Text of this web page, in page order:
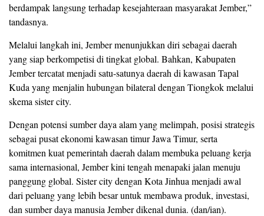
berdampak langsung terhadap kesejahteraan masyarakat Jember,”
tandasnya.
Melalui langkah ini, Jember menunjukkan diri sebagai daerah
yang siap berkompetisi di tingkat global. Bahkan, Kabupaten
Jember tercatat menjadi satu-satunya daerah di kawasan Tapal
Kuda yang menjalin hubungan bilateral dengan Tiongkok melalui
skema sister city.
Dengan potensi sumber daya alam yang melimpah, posisi strategis
sebagai pusat ekonomi kawasan timur Jawa Timur, serta
komitmen kuat pemerintah daerah dalam membuka peluang kerja
sama internasional, Jember kini tengah menapaki jalan menuju
panggung global. Sister city dengan Kota Jinhua menjadi awal
dari peluang yang lebih besar untuk membawa produk, investasi,
dan sumber daya manusia Jember dikenal dunia. (dan/ian).